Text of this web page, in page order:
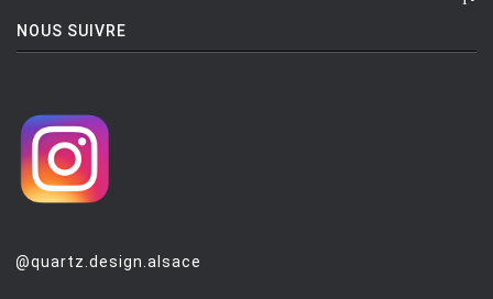
MAGIS
MARIOLUCA GIUSTI
MARTINELLI LUCE
MDF
NOUS SUIVRE
@quartz.design.alsace